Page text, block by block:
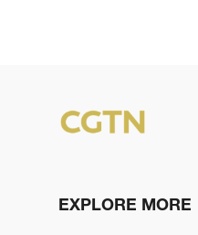
EXPLORE MORE